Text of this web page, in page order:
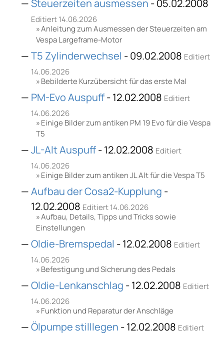
Steuerzeiten ausmessen - 05.02.2008
Editiert 14.06.2026
Anleitung zum Ausmessen der Steuerzeiten am
Vespa Largeframe-Motor
T5 Zylinderwechsel - 09.02.2008 Editiert
14.06.2026
Bebilderte Kurzübersicht für das erste Mal
PM-Evo Auspuff- 12.02.2008 Editiert
14.06.2026
Einige Bilder zum antiken PM 19 Evo für die Vespa
T5
JL-Alt Auspuff- 12.02.2008 Editiert
14.06.2026
Einige Bilder zum antiken JL Alt für die Vespa T5
Aufbau der Cosa2-Kupplung -
12.02.2008 Editiert 14.06.2026
Aufbau, Details, Tipps und Tricks sowie
Einstellungen
Oldie-Bremspedal - 12.02.2008 Editiert
14.06.2026
Befestigung und Sicherung des Pedals
Oldie-Lenkanschlag - 12.02.2008 Editiert
14.06.2026
Funktion und Reparatur der Anschläge
Ölpumpe stilllegen - 12.02.2008 Editiert